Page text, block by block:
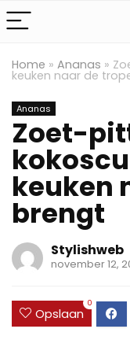
Home » Ananas »
keuken naar de
Ananas
Zoet-
keuken
brengt
Stylishweb
november 12,
Opslaan
0